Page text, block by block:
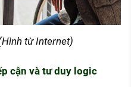
từ Internet)
cận và tư duy logic